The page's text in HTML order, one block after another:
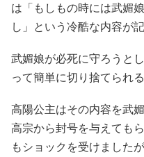
は「もしもの時には武媚
し」という冷酷な内容が
武媚娘が必死に守ろうと
って簡単に切り捨てられ
高陽公主はその内容を武
高宗から封号を与えても
もショックを受けました